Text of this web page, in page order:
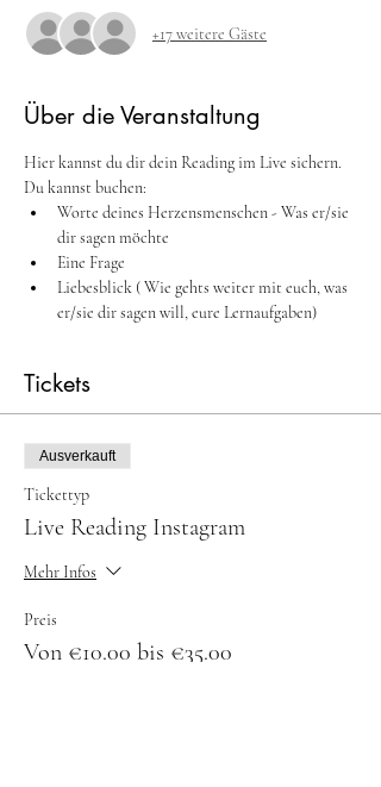
+17 weitere Gäste
Über die Veranstaltung
Hier kannst du dir dein Reading im Live sichern.
Du kannst buchen:
Worte deines Herzensmenschen - Was er/sie
dir sagen möchte
Eine Frage
Liebesblick ( Wie gehts weiter mit euch, was
er/sie dir sagen will, eure Lernaufgaben)
Tickets
Ausverkauft
Tickettyp
Live Reading Instagram
Mehr Infos
Preis
Von €10.00 bis €35.00